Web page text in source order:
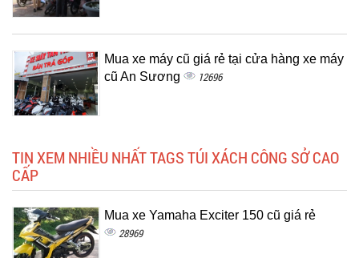
Mua xe máy cũ giá rẻ tại cửa hàng xe máy
cũ An Sương
12696
TIN XEM NHIỀU NHẤT TAGS TÚI XÁCH CÔNG SỞ CAO
CẤP
Mua xe Yamaha Exciter 150 cũ giá rẻ
28969